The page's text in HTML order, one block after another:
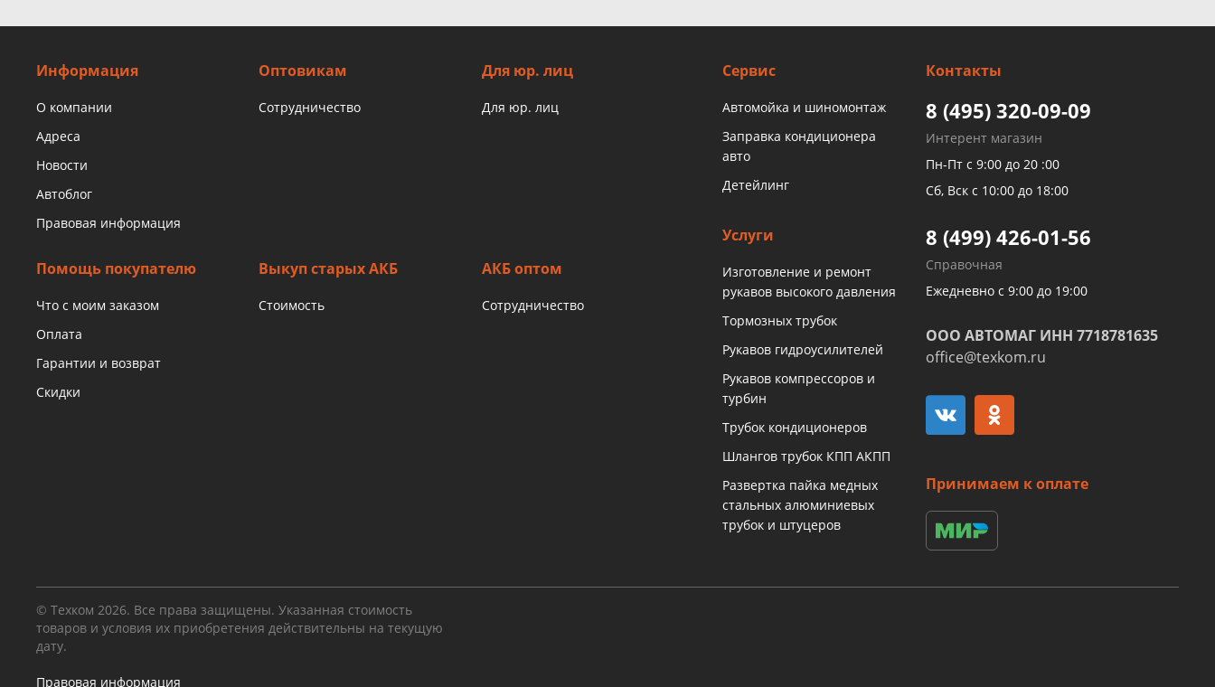
Информация
О компании
Адреса
Новости
Автоблог
Правовая информация
Оптовикам
Сотрудничество
Для юр. лиц
Для юр. лиц
Помощь покупателю
Что с моим заказом
Оплата
Гарантии и возврат
Скидки
Выкуп старых АКБ
Стоимость
АКБ оптом
Сотрудничество
Сервис
Автомойка и шиномонтаж
Заправка кондиционера
авто
Детейлинг
Услуги
Изготовление и ремонт
рукавов высокого давления
Тормозных трубок
Рукавов гидроусилителей
Рукавов компрессоров и
турбин
Трубок кондиционеров
Шлангов трубок КПП АКПП
Развертка пайка медных
стальных алюминиевых
трубок и штуцеров
Контакты
8 (495) 320-09-09
Интерент магазин
Пн-Пт с 9:00 до 20 :00
Сб, Вск с 10:00 до 18:00
8 (499) 426-01-56
Справочная
Ежедневно с 9:00 до 19:00
ООО АВТОМАГ ИНН 7718781635
office@texkom.ru
Принимаем к оплате
© Техком 2026. Все права защищены. Указанная стоимость
товаров и условия их приобретения действительны на текущую
дату.
Правовая информация